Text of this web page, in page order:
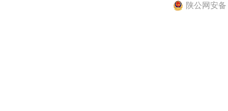
陕公网安备